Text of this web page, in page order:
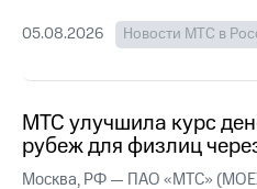
Информация
акционерам
Собрания
акционеров
Личный
05.08.2026 Новости МТС в
МТС улучшила курс
рубеж для физлиц
Москва, РФ — ПАО «МТС»